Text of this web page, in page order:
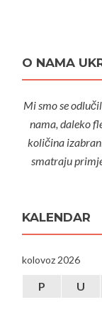
O NAMA
Mi smo se
nama, daleko
količina
smatraju
KALENDAR
kolovoz 2026
P U